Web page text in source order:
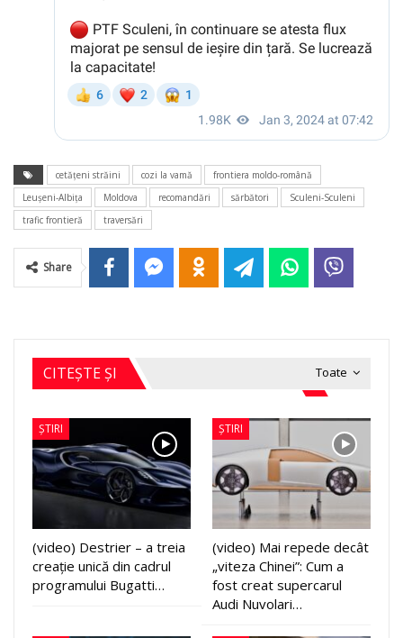
cetățeni străini cozi la vamă
frontiera moldo-română
Leușeni-Albița
Moldova recomandări sărbători
Sculeni-Sculeni
trafic frontieră
traversări
Share
Toate
CITEȘTE ȘI
ȘTIRI
(video) Destrier – a treia
creație unică din cadrul
programului Bugatti…
ȘTIRI
(video) Mai repede decât
„viteza Chinei”: Cum a
fost creat supercarul
Audi Nuvolari…